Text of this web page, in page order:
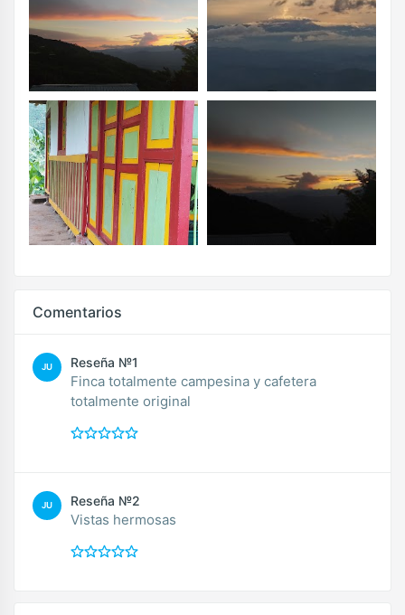
Comentarios
JU Reseña №1
Finca totalmente campesina y cafetera
totalmente original
JU Reseña №2
Vistas hermosas